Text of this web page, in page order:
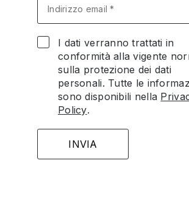
I dati verranno trattati in
conformità alla vigente
sulla protezione dei dati
personali. Tutte le
sono disponibili nella
Policy.